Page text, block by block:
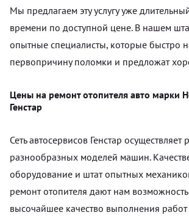
Мы предлагаем эту услугу уже
времени по доступной цене. В нашем
опытные специалисты, которые быстро
первопричину поломки и предложат
Цены на ремонт отопителя авто марки
Генстар
Сеть автосервисов Генстар осуществляет
разнообразных моделей машин.
оборудование и штат опытных
ремонт отопителя дают нам возможность
высочайшее качество выполнения